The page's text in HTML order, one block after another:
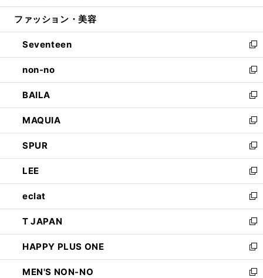
開
ウ
開
く
ン
ウ
で
開
く
ウ
ン
ド
ウ
で
開
く
ファッション・美容
Seventeen
新
し
い
ウ
ィ
ン
ド
ウ
で
開
く
non-no
新
し
い
ウ
ィ
ン
ド
ウ
で
開
く
BAILA
新
し
い
ウ
ィ
ン
ド
ウ
で
開
く
MAQUIA
新
し
い
ウ
ィ
ン
ド
ウ
で
開
く
SPUR
新
し
い
ウ
ィ
ン
ド
ウ
で
開
く
LEE
新
し
い
ウ
ィ
ン
ド
ウ
で
eclat
新
し
い
ウ
ィ
ン
ド
T JAPAN
新
し
い
ウ
ィ
HAPPY PLUS ONE
新
し
い
MEN'S NON-NO
新